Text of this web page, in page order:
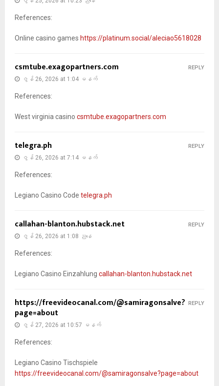
References:
Online casino games https://platinum.social/aleciao5618028
csmtube.exagopartners.com
ဇွန် 26, 2026 at 1:04 မနက်
References:
West virginia casino csmtube.exagopartners.com
REPLY
telegra.ph
ဇွန် 26, 2026 at 7:14 မနက်
References:
Legiano Casino Code telegra.ph
REPLY
callahan-blanton.hubstack.net
ဇွန် 26, 2026 at 1:08 ညနေ
References:
Legiano Casino Einzahlung callahan-blanton.hubstack.net
REPLY
https://freevideocanal.com/@samiragonsalve?
page=about
ဇွန် 27, 2026 at 10:57 မနက်
References:
Legiano Casino Tischspiele
https://freevideocanal.com/@samiragonsalve?page=about
REPLY